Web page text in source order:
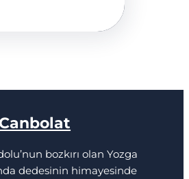
bozkırı olan Yozga
dedesinin himayesinde